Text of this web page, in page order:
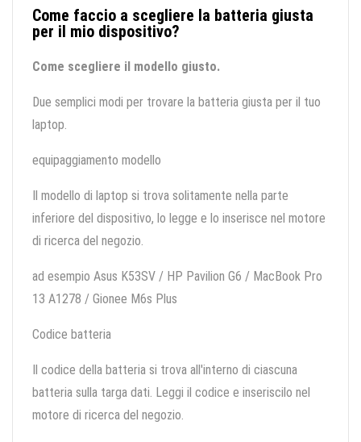
Come faccio a scegliere la batteria giusta
per il mio dispositivo?
Come scegliere il modello giusto.
Due semplici modi per trovare la batteria giusta per il tuo
laptop.
equipaggiamento modello
Il modello di laptop si trova solitamente nella parte
inferiore del dispositivo, lo legge e lo inserisce nel motore
di ricerca del negozio.
ad esempio Asus K53SV / HP Pavilion G6 / MacBook Pro
13 A1278 / Gionee M6s Plus
Codice batteria
Il codice della batteria si trova all'interno di ciascuna
batteria sulla targa dati. Leggi il codice e inseriscilo nel
motore di ricerca del negozio.